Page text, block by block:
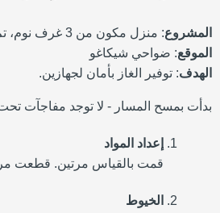
المشروع: منزل مكون من 3 غرف نوم، تم تركيب موقد غاز جديد وفرن جديد
الموقع: ضواحي شيكاغو
الهدف: توفير الغاز بأمان لجهازين.
بدأت بمسح المسار - لا توجد مفاجآت تحت الصف. اخترت 20 قدمًا من أنابيب الحديد الأسود مقاس 1
إعداد المواد
قمت بالقياس مرتين. قطعت
الخيوط